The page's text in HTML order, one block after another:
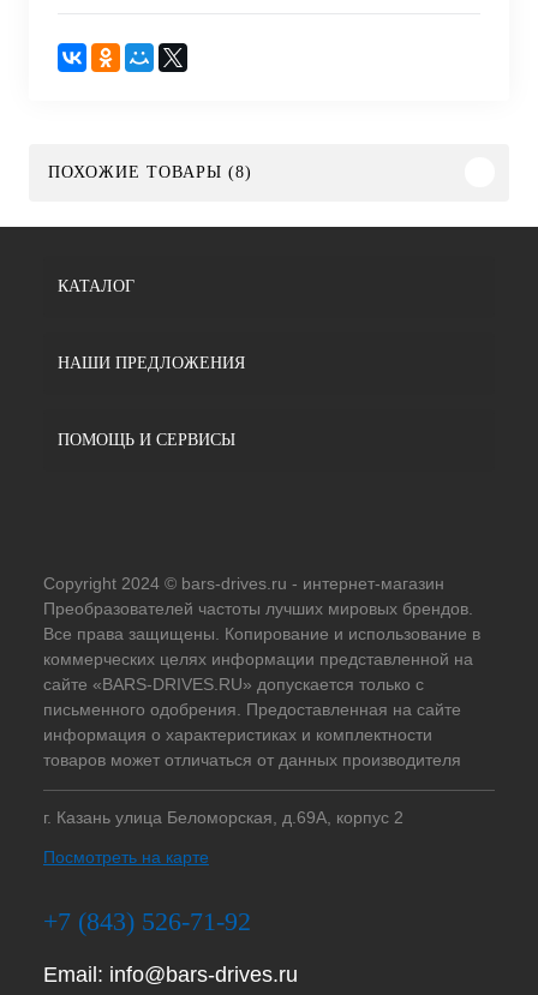
ПОХОЖИЕ ТОВАРЫ (8)
КАТАЛОГ
НАШИ ПРЕДЛОЖЕНИЯ
ПОМОЩЬ И СЕРВИСЫ
Copyright 2024 © bars-drives.ru - интернет-магазин
Преобразователей частоты лучших мировых брендов.
Все права защищены. Копирование и использование в
коммерческих целях информации представленной на
сайте «BARS-DRIVES.RU» допускается только с
письменного одобрения. Предоставленная на сайте
информация о характеристиках и комплектности
товаров может отличаться от данных производителя
г. Казань улица Беломорская, д.69А, корпус 2
Посмотреть на карте
+7 (843) 526-71-92
Email: info@bars-drives.ru